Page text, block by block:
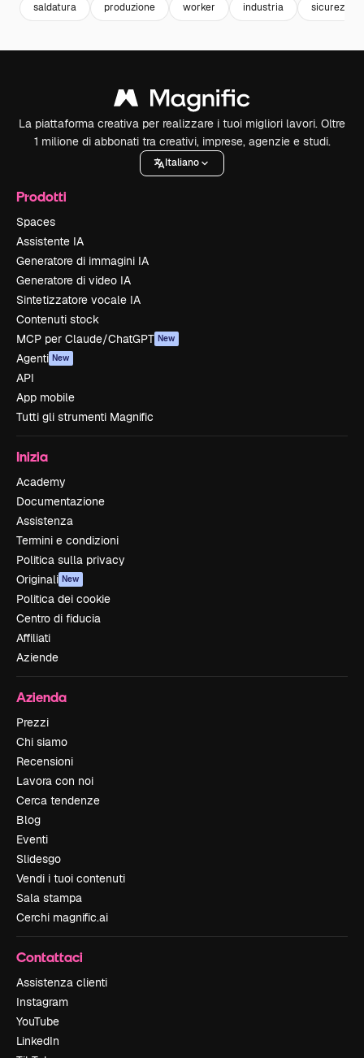
saldatura produzione worker industria sicurezza
La piattaforma creativa per realizzare i tuoi migliori lavori. Oltre
1 milione di abbonati tra creativi, imprese, agenzie e studi.
Italiano
Prodotti
Spaces
Assistente IA
Generatore di immagini IA
Generatore di video IA
Sintetizzatore vocale IA
Contenuti stock
MCP per Claude/ChatGPT New
Agenti New
API
App mobile
Tutti gli strumenti Magnific
Inizia
Academy
Documentazione
Assistenza
Termini e condizioni
Politica sulla privacy
Originali New
Politica dei cookie
Centro di fiducia
Affiliati
Aziende
Azienda
Prezzi
Chi siamo
Recensioni
Lavora con noi
Cerca tendenze
Blog
Eventi
Slidesgo
Vendi i tuoi contenuti
Sala stampa
Cerchi magnific.ai
Contattaci
Assistenza clienti
Instagram
YouTube
LinkedIn